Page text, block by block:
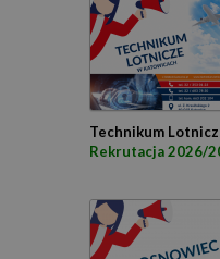
Technikum
Rekrutacja 2026/